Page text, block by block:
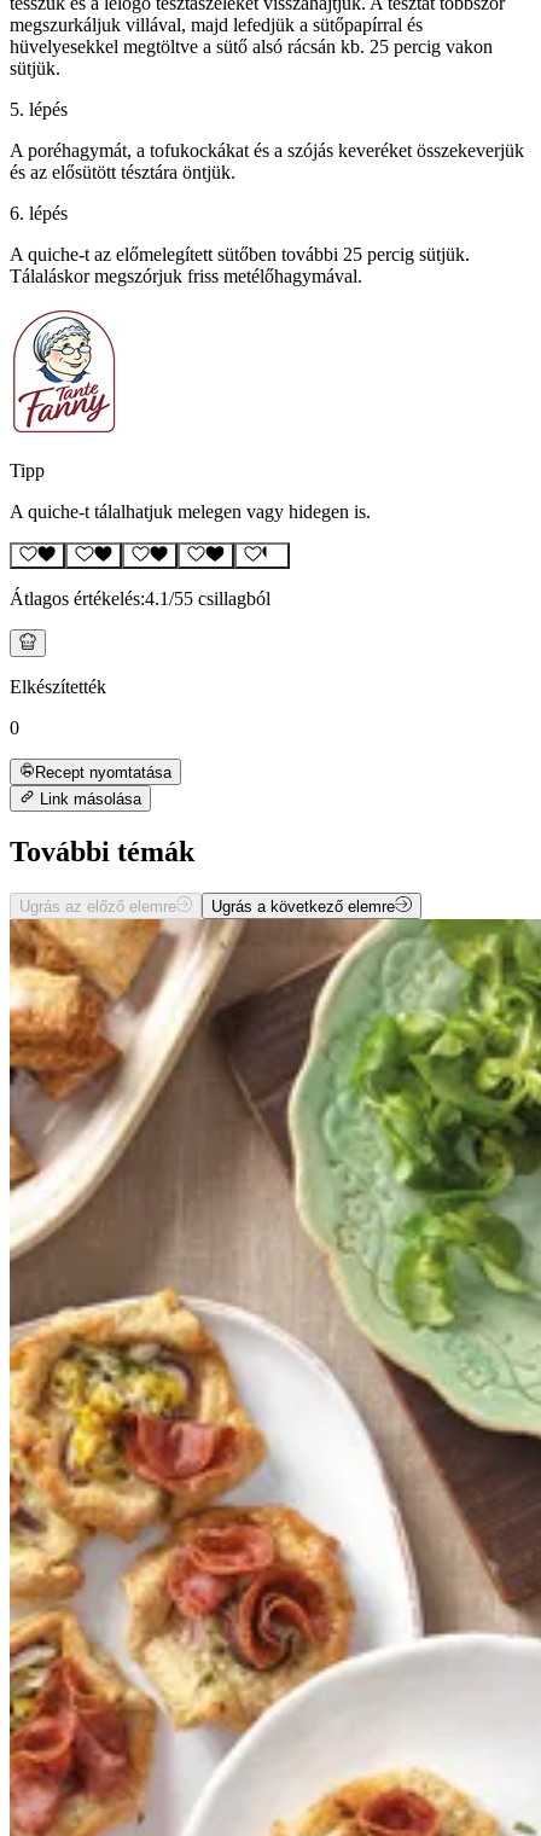
megszurkáljuk villával, majd lefedjük a sütőpapírral és
hüvelyesekkel megtöltve a sütő alsó rácsán kb. 25 percig vakon
sütjük.
5. lépés
A poréhagymát, a tofukockákat és a szójás keveréket összekeverjük
és az elősütött tésztára öntjük.
6. lépés
A quiche-t az előmelegített sütőben további 25 percig sütjük.
Tálaláskor megszórjuk friss metélőhagymával.
Tipp
A quiche-t tálalhatjuk melegen vagy hidegen is.
Átlagos értékelés:4.1/55 csillagból
Elkészítették
0
Recept nyomtatása
Link másolása
További témák
Ugrás az előző elemre Ugrás a következő elemre